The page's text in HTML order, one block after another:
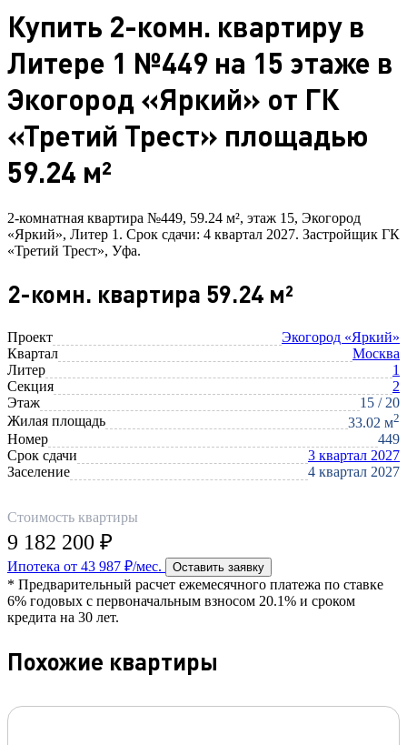
Купить 2-комн. квартиру в
Литере 1 №449 на 15 этаже в
Экогород «Яркий» от ГК
«Третий Трест» площадью
59.24 м²
2-комнатная квартира №449, 59.24 м², этаж 15, Экогород
«Яркий», Литер 1. Срок сдачи: 4 квартал 2027. Застройщик ГК
«Третий Трест», Уфа.
2-комн. квартира 59.24 м²
Проект
Экогород «Яркий»
Квартал
Москва
Литер
1
Секция
2
Этаж
15 / 20
Жилая площадь
33.02 м2
Номер
449
Срок сдачи
3 квартал 2027
Заселение
4 квартал 2027
Стоимость квартиры
9 182 200 ₽
Ипотека от 43 987 ₽/мес. Оставить заявку
* Предварительный расчет ежемесячного платежа по ставке
6% годовых с первоначальным взносом 20.1% и сроком
кредита на 30 лет.
Похожие квартиры